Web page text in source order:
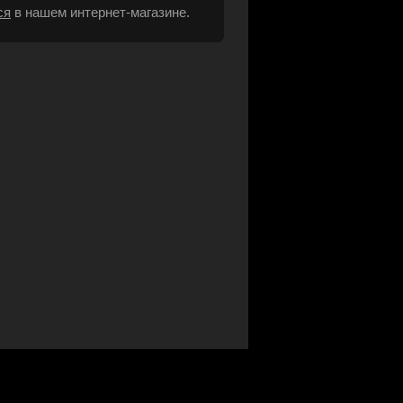
в нашем интернет-магазине.